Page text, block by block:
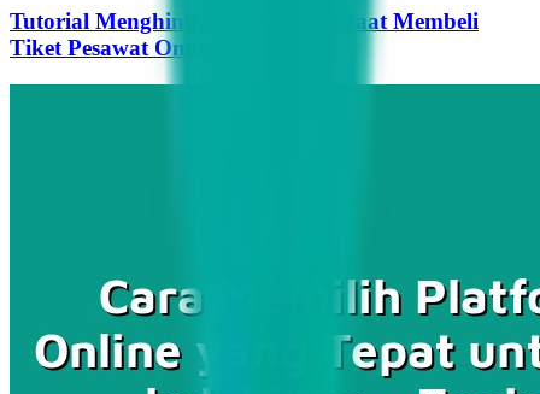
Tutorial Menghindari Kesalahan Saat Membeli
Tiket Pesawat Online